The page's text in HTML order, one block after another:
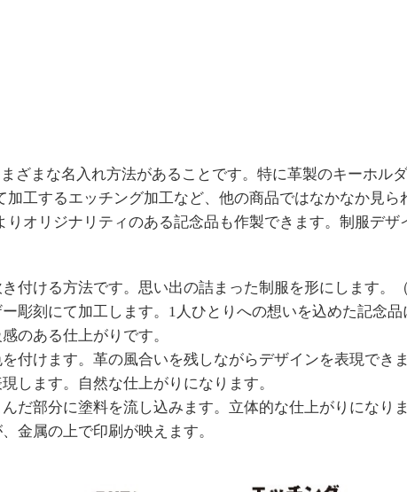
ざまな名入れ方法があることです。特に革製のキーホル
工するエッチング加工など、他の商品ではなかなか見
りオリジナリティのある記念品も作製できます。制服デ
付ける方法です。思い出の詰まった制服を形にします。
彫刻にて加工します。 1 人ひとりへの想いを込めた記念
のある仕上がりです。
付けます。革の風合いを残しながらデザインを表現でき
します。自然な仕上がりになります。
だ部分に塗料を流し込みます。立体的な仕上がりになり
金属の上で印刷が映えます。